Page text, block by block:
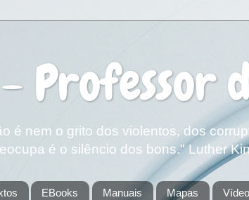
- Professor
é nem o grito dos violentos, dos
é o silêncio dos bons." Luther
EBooks Manuais Mapas